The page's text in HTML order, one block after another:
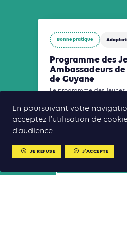
Bonne pratique
Programme des
Ambassadeurs
de Guyane
Le programme des Jeunes
mobiliser et relier les
autour des enjeux
transition écologique.
En poursuivant votre
acceptez l’utilisation de
d’audience.
JE REFUSE J'ACCEPTE